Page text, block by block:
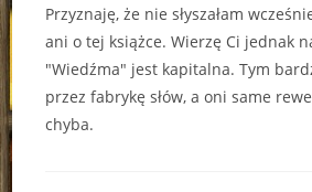
Przyznaję, że nie słyszałam
ani o tej książce. Wierzę Ci jednak
"Wiedźma" jest kapitalna. Tym
przez fabrykę słów, a oni same
chyba.